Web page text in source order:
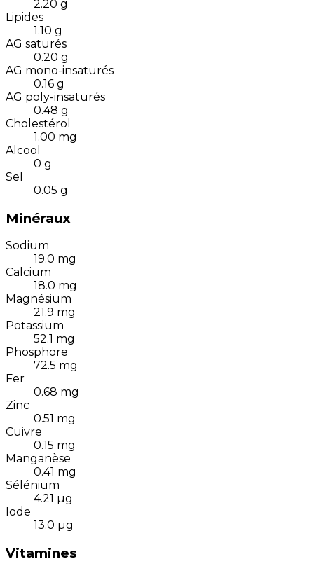
2.20 g
Lipides
1.10 g
AG saturés
0.20 g
AG mono-insaturés
0.16 g
AG poly-insaturés
0.48 g
Cholestérol
1.00 mg
Alcool
0 g
Sel
0.05 g
Minéraux
Sodium
19.0 mg
Calcium
18.0 mg
Magnésium
21.9 mg
Potassium
52.1 mg
Phosphore
72.5 mg
Fer
0.68 mg
Zinc
0.51 mg
Cuivre
0.15 mg
Manganèse
0.41 mg
Sélénium
4.21 µg
Iode
13.0 µg
Vitamines